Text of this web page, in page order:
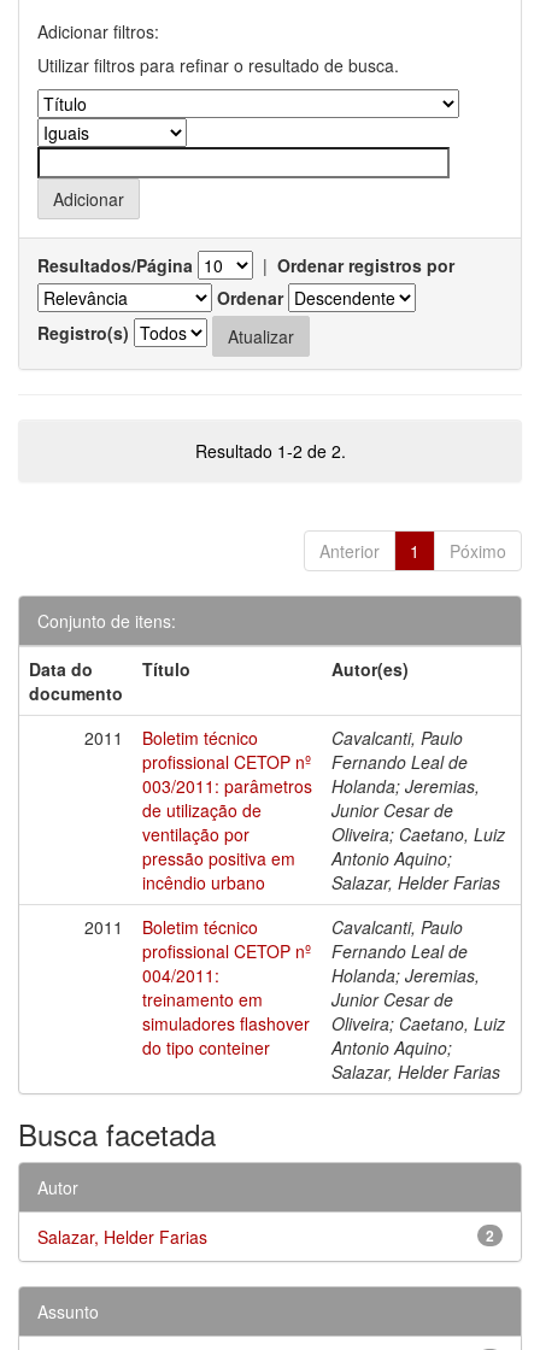
Adicionar filtros:
Utilizar filtros para refinar o resultado de busca.
Resultados/Página | Ordenar registros por
Ordenar
Registro(s)
Resultado 1-2 de 2.
Anterior 1 Póximo
Conjunto de itens:
Data do
documento
Título Autor(es)
2011
Boletim técnico
profissional CETOP nº
003/2011: parâmetros
de utilização de
ventilação por
pressão positiva em
incêndio urbano
Cavalcanti, Paulo
Fernando Leal de
Holanda; Jeremias,
Junior Cesar de
Oliveira; Caetano, Luiz
Antonio Aquino;
Salazar, Helder Farias
2011
Boletim técnico
profissional CETOP nº
004/2011:
treinamento em
simuladores flashover
do tipo conteiner
Cavalcanti, Paulo
Fernando Leal de
Holanda; Jeremias,
Junior Cesar de
Oliveira; Caetano, Luiz
Antonio Aquino;
Salazar, Helder Farias
Busca facetada
Autor
2
Salazar, Helder Farias
Assunto